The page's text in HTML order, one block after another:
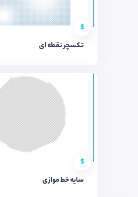
$
تکسچر نقطه ای
$
سایه خط موازی